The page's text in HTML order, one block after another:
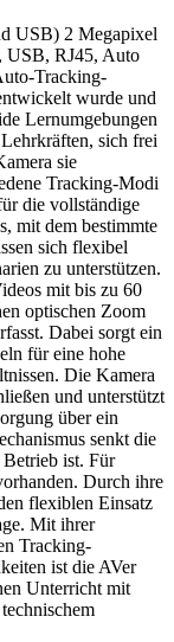
USB) 2 Megapixel
USB, RJ45, Auto
Tracking-
wurde und
Lernumgebungen
sich frei
sie
Tracking-Modi
die vollständige
mit dem bestimmte
sich flexibel
zu unterstützen.
mit bis zu 60
optischen Zoom
Dabei sorgt ein
für eine hohe
Die Kamera
und unterstützt
über ein
senkt die
ist. Für
Durch ihre
flexiblen Einsatz
Mit ihrer
Tracking-
ist die AVer
Unterricht mit